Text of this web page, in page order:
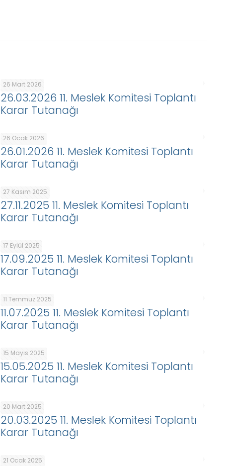
26 Mart 2026
26.03.2026 11. Meslek Komitesi Toplantı
Karar Tutanağı
26 Ocak 2026
26.01.2026 11. Meslek Komitesi Toplantı
Karar Tutanağı
27 Kasım 2025
27.11.2025 11. Meslek Komitesi Toplantı
Karar Tutanağı
17 Eylül 2025
17.09.2025 11. Meslek Komitesi Toplantı
Karar Tutanağı
11 Temmuz 2025
11.07.2025 11. Meslek Komitesi Toplantı
Karar Tutanağı
15 Mayıs 2025
15.05.2025 11. Meslek Komitesi Toplantı
Karar Tutanağı
20 Mart 2025
20.03.2025 11. Meslek Komitesi Toplantı
Karar Tutanağı
21 Ocak 2025